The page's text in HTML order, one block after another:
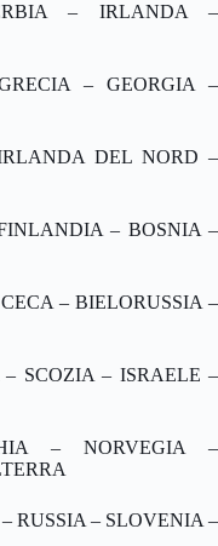
– IRLANDA –
– GEORGIA –
DEL NORD –
– BOSNIA –
– BIELORUSSIA –
SCOZIA – ISRAELE –
– NORVEGIA –
RUSSIA – SLOVENIA –